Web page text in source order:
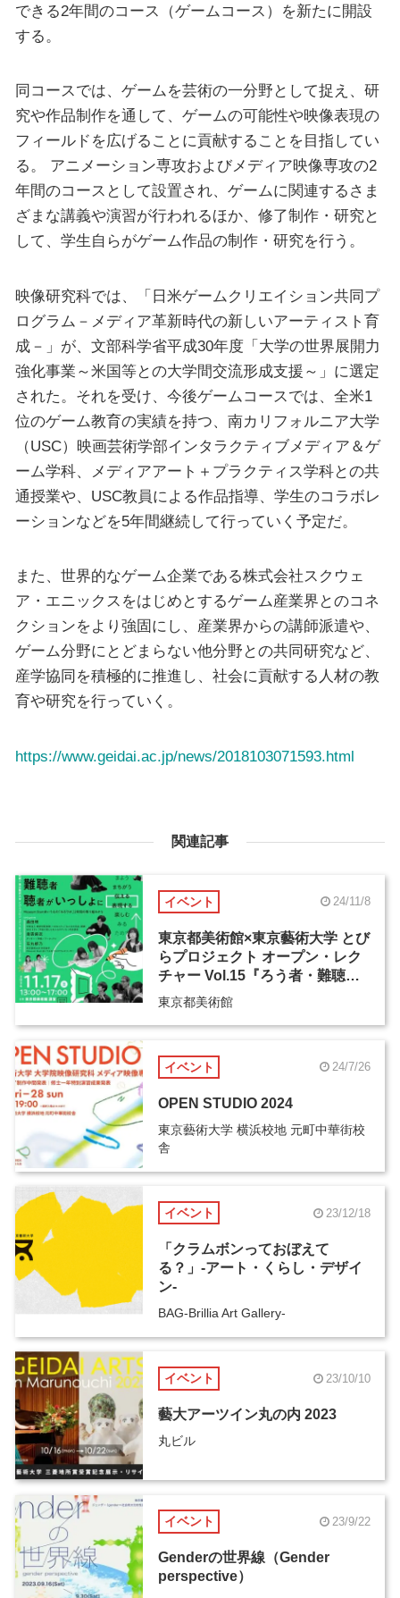
できる2年間のコース（ゲームコース）を新たに開設
する。
同コースでは、ゲームを芸術の一分野として捉え、研
究や作品制作を通して、ゲームの可能性や映像表現の
フィールドを広げることに貢献することを目指してい
る。 アニメーション専攻およびメディア映像専攻の2
年間のコースとして設置され、ゲームに関連するさま
ざまな講義や演習が行われるほか、修了制作・研究と
して、学生自らがゲーム作品の制作・研究を行う。
映像研究科では、「日米ゲームクリエイション共同プ
ログラム－メディア革新時代の新しいアーティスト育
成－」が、文部科学省平成30年度「大学の世界展開力
強化事業～米国等との大学間交流形成支援～」に選定
された。それを受け、今後ゲームコースでは、全米1
位のゲーム教育の実績を持つ、南カリフォルニア大学
（USC）映画芸術学部インタラクティブメディア＆ゲ
ーム学科、メディアアート＋プラクティス学科との共
通授業や、USC教員による作品指導、学生のコラボレ
ーションなどを5年間継続して行っていく予定だ。
また、世界的なゲーム企業である株式会社スクウェ
ア・エニックスをはじめとするゲーム産業界とのコネ
クションをより強固にし、産業界からの講師派遣や、
ゲーム分野にとどまらない他分野との共同研究など、
産学協同を積極的に推進し、社会に貢献する人材の教
育や研究を行っていく。
https://www.geidai.ac.jp/news/2018103071593.html
関連記事
イベント 24/11/8
東京都美術館×東京藝術大学 とび
らプロジェクト オープン・レク
チャー Vol.15『ろう者・難聴
者・聴者がいっしょに
「 」』
東京都美術館
イベント 24/7/26
OPEN STUDIO 2024
東京藝術大学 横浜校地 元町中華街校
舎
イベント 23/12/18
「クラムボンっておぼえて
る？」-アート・くらし・デザイ
ン-
BAG-Brillia Art Gallery-
イベント 23/10/10
藝大アーツイン丸の内 2023
丸ビル
イベント 23/9/22
Genderの世界線（Gender
perspective）